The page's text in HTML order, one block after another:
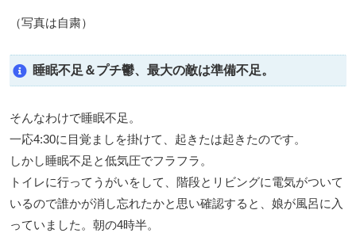
（写真は自粛）
睡眠不足＆プチ鬱、最大の敵は準備不足。
そんなわけで睡眠不足。
一応4:30に目覚ましを掛けて、起きたは起きたのです。
しかし睡眠不足と低気圧でフラフラ。
トイレに行ってうがいをして、階段とリビングに電気がついて
いるので誰かが消し忘れたかと思い確認すると、娘が風呂に入
っていました。朝の4時半。